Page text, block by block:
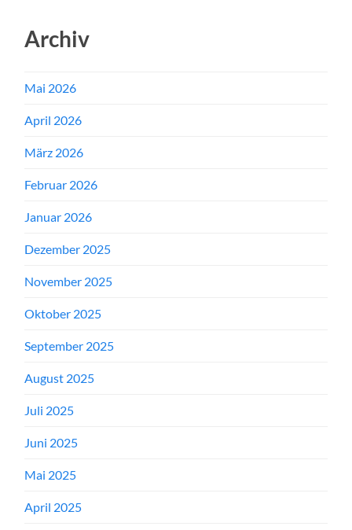
Archiv
Mai 2026
April 2026
März 2026
Februar 2026
Januar 2026
Dezember 2025
November 2025
Oktober 2025
September 2025
August 2025
Juli 2025
Juni 2025
Mai 2025
April 2025